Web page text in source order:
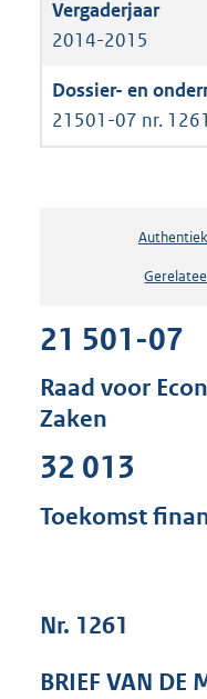
2014-2015
21501-07 nr. 1261
21 501-07
Raad voor
Zaken
32 013
Toekomst
Nr. 1261
BRIEF VAN DE